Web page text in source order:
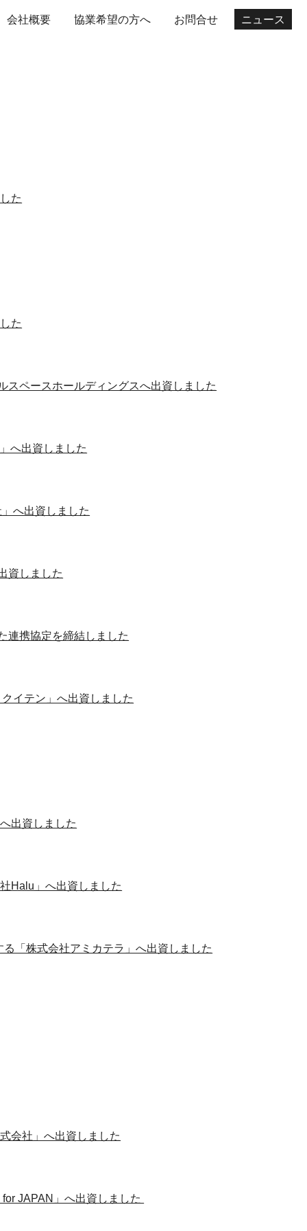
会社概要 協業希望の方へ お問合せ ニュース
た
た
スペースホールディングスへ出資しました
へ出資しました
へ出資しました
資しました
連携協定を締結しました
イテン」へ出資しました
出資しました
Halu」へ出資しました
「株式会社アミカテラ」へ出資しました
会社」へ出資しました
JAPAN」へ出資しました